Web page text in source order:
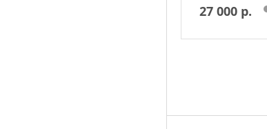
27 000 р.